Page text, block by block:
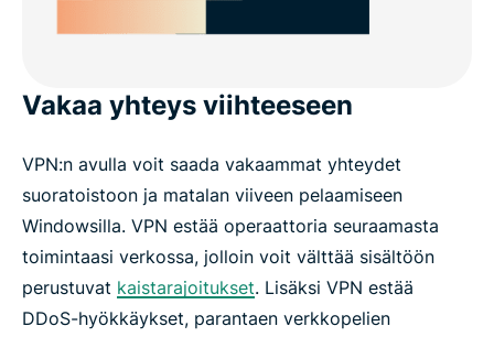
Vakaa yhteys viihteeseen
VPN:n avulla voit saada vakaammat yhteydet
suoratoistoon ja matalan viiveen pelaamiseen
Windowsilla. VPN estää operaattoria seuraamasta
toimintaasi verkossa, jolloin voit välttää sisältöön
perustuvat kaistarajoitukset. Lisäksi VPN estää
DDoS-hyökkäykset, parantaen verkkopelien